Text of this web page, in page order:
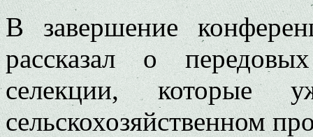
В завершение
рассказал о
селекции, которые
сельскохозяйственном